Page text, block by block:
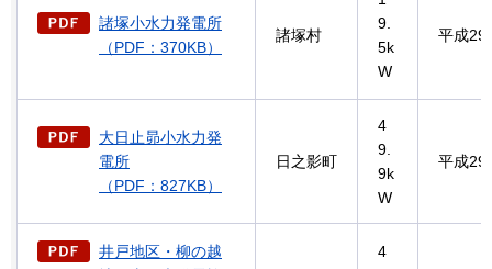
諸塚小水力発電所
（PDF：370KB）
諸塚村
9.
5k
W
平成29
大日止昴小水力発
電所
（PDF：827KB）
日之影町
4
9.
9k
W
平成29
井戸地区・柳の越
4